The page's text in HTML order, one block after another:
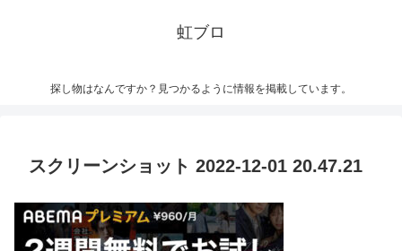
虹ブロ
探し物はなんですか？見つかるように情報を掲載しています。
スクリーンショット 2022-12-01 20.47.21